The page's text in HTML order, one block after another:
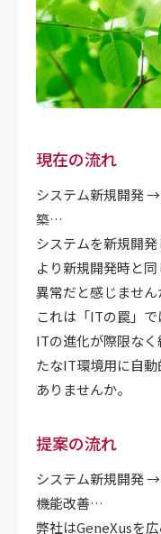
現在の流れ
システム新規開発
築…
システムを新規開
より新規開発時と
異常だと感じません
これは「ITの罠」で
ITの進化が際限な
たなIT環境用に自
ありませんか。
提案の流れ
システム新規開発
機能改善…
弊社はGeneXusを